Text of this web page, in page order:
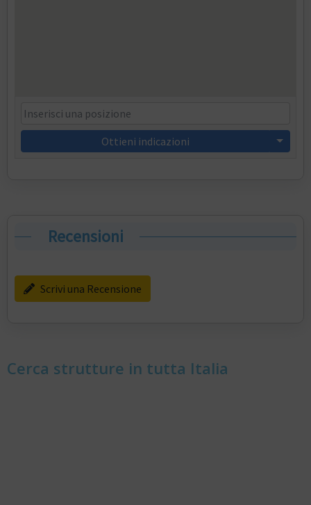
Ottieni indicazioni
Recensioni
Scrivi una Recensione
Cerca strutture in tutta Italia